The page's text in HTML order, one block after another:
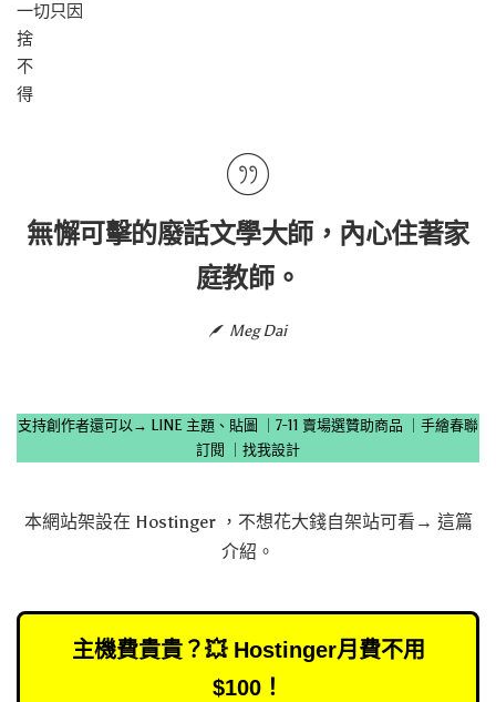
一切只因
捨
不
得
無懈可擊的廢話文學大師，內心住著家
庭教師。
Meg Dai
支持創作者還可以→ LINE 主題、貼圖 7-11 賣場選贊助商品
手繪春聯
訂閱
找我設計
本網站架設在 Hostinger，不想花大錢自架站可看→ 這篇
介紹 。
主機費貴貴？💥 Hostinger月費不用
$100！